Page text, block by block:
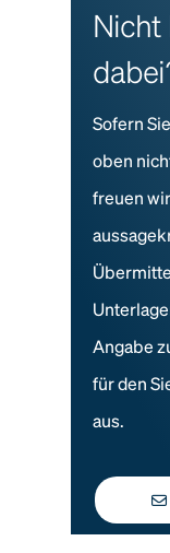
Nicht
Sofern
oben
freuen
Angabe
für den
aus.